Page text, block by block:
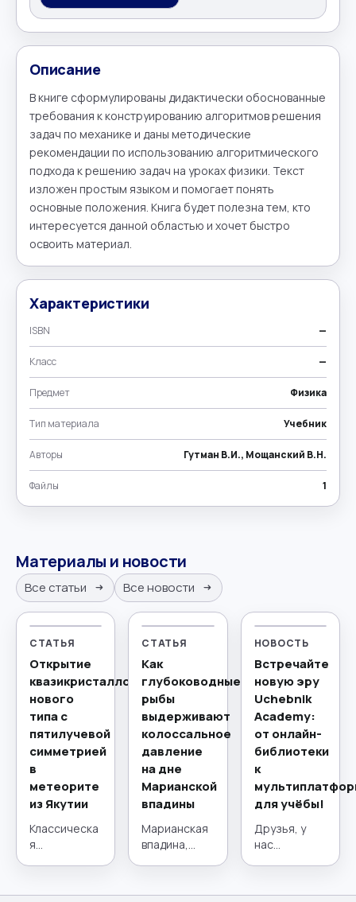
Описание
В книге сформулированы дидактически обоснованные
требования к конструированию алгоритмов решения
задач по механике и даны методические
рекомендации по использованию алгоритмического
подхода к решению задач на уроках физики. Текст
изложен простым языком и помогает понять
основные положения. Книга будет полезна тем, кто
интересуется данной областью и хочет быстро
освоить материал.
Характеристики
ISBN —
Класс —
Предмет Физика
Тип материала Учебник
Авторы Гутман В.И., Мощанский В.Н.
Файлы 1
Материалы и новости
Все статьи Все новости
СТАТЬЯ
Открытие
квазикристаллов
нового
типа с
пятилучевой
симметрией
в
метеорите
из Якутии
Классическа
я
краеугольны
СТАТЬЯ
Как
глубоководные
рыбы
выдерживают
колоссальное
давление
на дне
Марианской
впадины
Марианская
впадина,
западной
НОВОСТЬ
Встречайте
новую эру
Uchebnik
Academy:
от онлайн-
библиотеки
к
для учёбы!
Друзья, у
нас
июля наш